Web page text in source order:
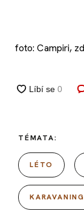
foto: Campiri,
TÉMATA:
LÉTO
KARAVANING